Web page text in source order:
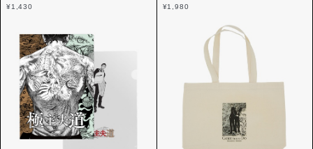
ラ
¥1,430
¥1,980